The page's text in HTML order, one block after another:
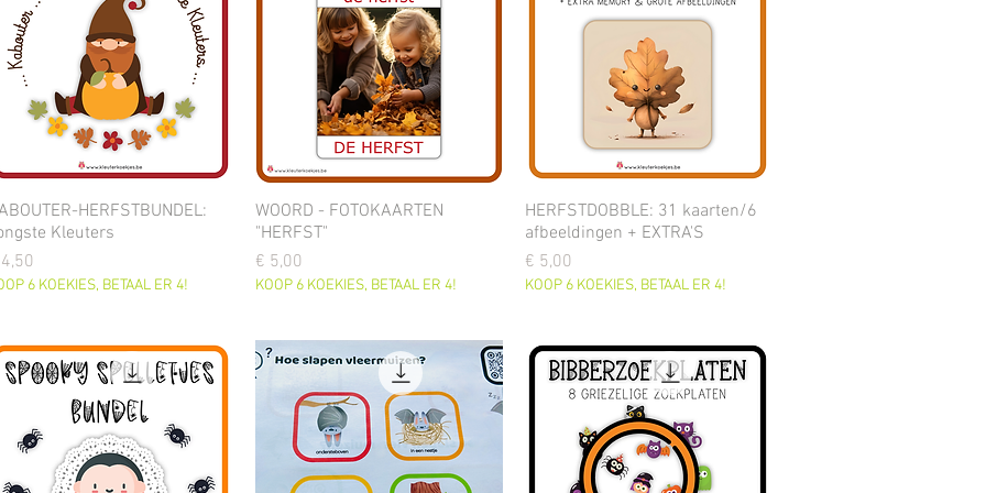
HERFSTBUNDEL:
Kleuters
6 KOEKIES, BETAAL ER 4!
WOORD - FOTOKAARTEN
"HERFST"
Prijs
€ 5,00
KOOP 6 KOEKIES, BETAAL ER 4!
HERFSTDOBBLE: 31 kaarten/6
afbeeldingen + EXTRA'S
Prijs
€ 5,00
KOOP 6 KOEKIES, BETAAL ER 4!